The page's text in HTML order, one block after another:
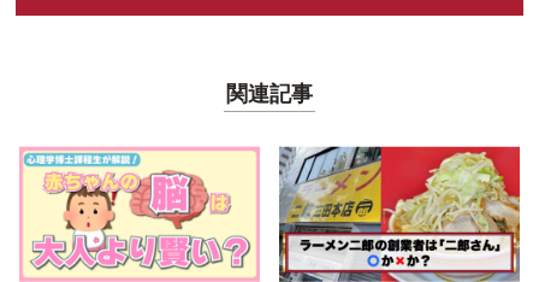
関連記事